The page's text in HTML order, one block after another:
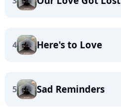
4 Here's to Love
5 Sad Reminders